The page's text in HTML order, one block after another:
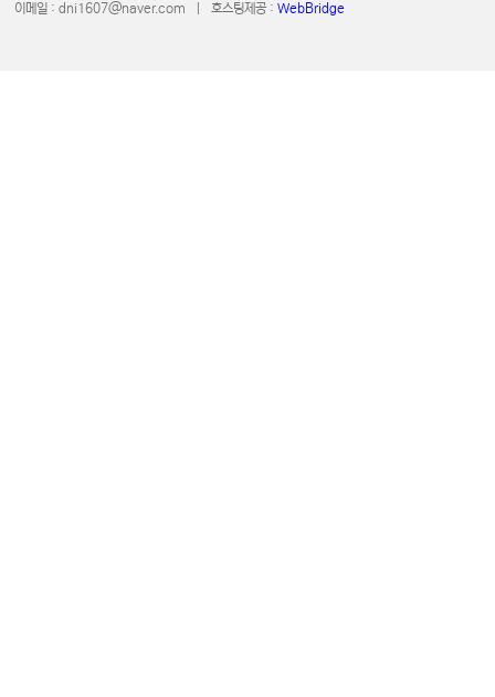
이메일 : dni1607@naver.com | 호스팅제공 : WebBridge